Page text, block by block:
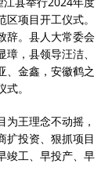
项目开工仪式。
辞。县人大常委会
，县领导汪洁、
、金鑫，安徽鹤之
。
王理念不动摇，
扩投资、狠抓项目
竣工、早投产、早